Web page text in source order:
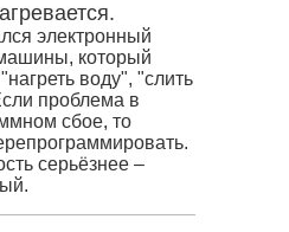
электронный
который
воду", "слить
проблема в
сбое, то
серьёзнее –